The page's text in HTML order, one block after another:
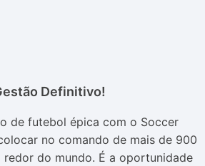
Definitivo!
de futebol épica com o Soccer
no comando de mais de 900
do mundo. É a oportunidade